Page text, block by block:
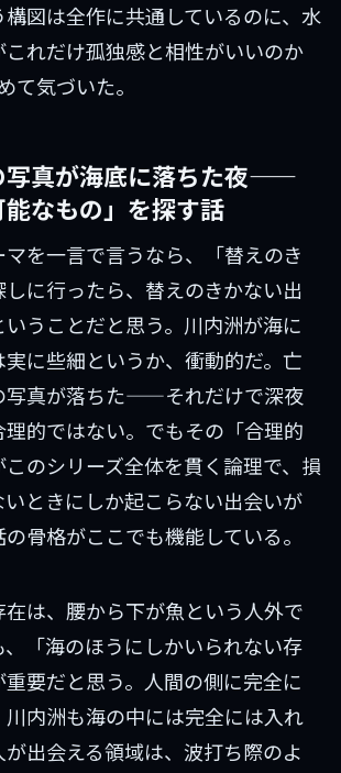
図は全作に共通しているのに、水
れだけ孤独感と相性がいいのか
て気づいた。
写真が海底に落ちた夜——
能なもの」を探す話
を一言で言うなら、「替えのき
に行ったら、替えのきかない出
うことだと思う。川内洲が海に
に些細というか、衝動的だ。亡
写真が落ちた——それだけで深夜
的ではない。でもその「合理的
のシリーズ全体を貫く論理で、損
ときにしか起こらない出会いが
骨格がここでも機能している。
は、腰から下が魚という人外で
「海のほうにしかいられない存
要だと思う。人間の側に完全に
川内洲も海の中には完全には入れ
出会える領域は、波打ち際のよ